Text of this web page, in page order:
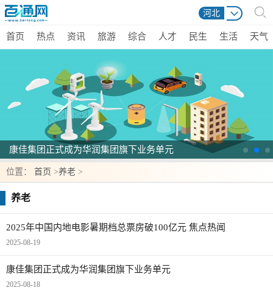
河北
首页 热点 资讯 旅游 综合 人才 民生 生活 天气
康佳集团正式成为华润集团旗下业务单元
位置： 首页 >养老 >
养老
2025年中国内地电影暑期档总票房破100亿元 焦点热闻
2025-08-19
康佳集团正式成为华润集团旗下业务单元
2025-08-18